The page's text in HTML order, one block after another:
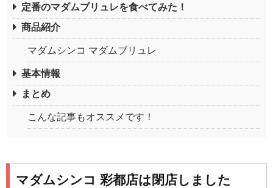
定番のマダムブリュレを食べてみた！
商品紹介
マダムシンコ マダムブリュレ
基本情報
まとめ
こんな記事もオススメです！
マダムシンコ 彩都店は閉店しました